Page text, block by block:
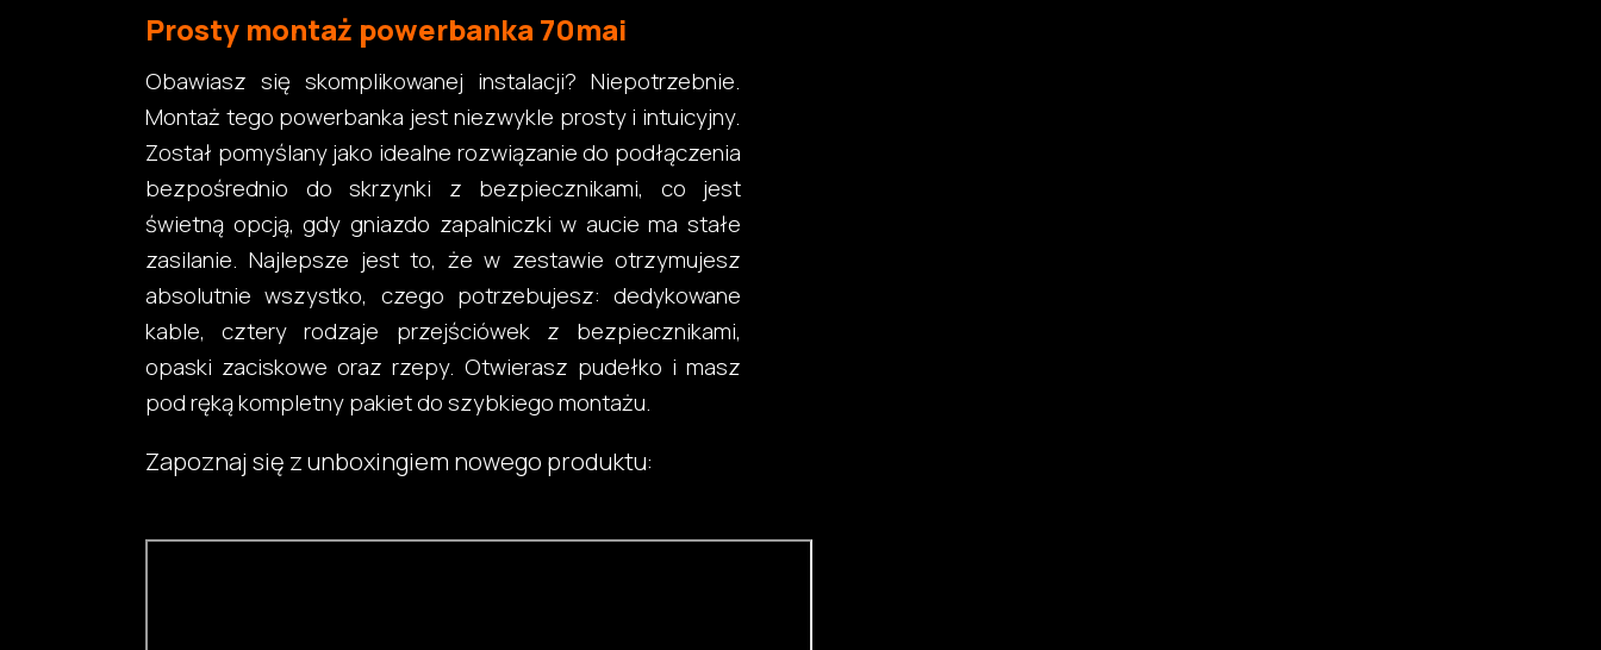
Prosty montaż powerbanka 70mai
Obawiasz się skomplikowanej instalacji? Niepotrzebnie.
Montaż tego powerbanka jest niezwykle prosty i intuicyjny.
Został pomyślany jako idealne rozwiązanie do podłączenia
bezpośrednio do skrzynki z bezpiecznikami, co jest
świetną opcją, gdy gniazdo zapalniczki w aucie ma stałe
zasilanie. Najlepsze jest to, że w zestawie otrzymujesz
absolutnie wszystko, czego potrzebujesz: dedykowane
kable, cztery rodzaje przejściówek z bezpiecznikami,
opaski zaciskowe oraz rzepy. Otwierasz pudełko i masz
pod ręką kompletny pakiet do szybkiego montażu.
Zapoznaj się z unboxingiem nowego produktu: